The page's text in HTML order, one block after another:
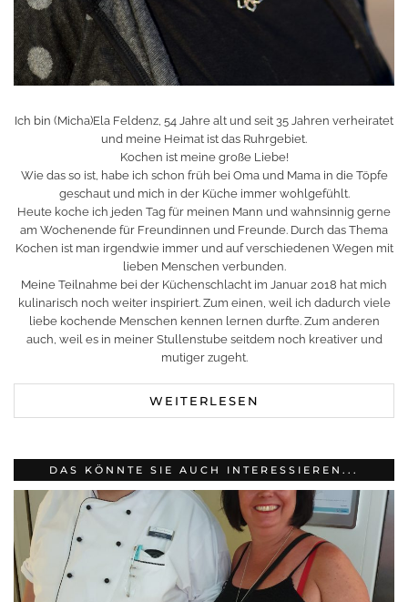
Ich bin (Micha)Ela Feldenz, 54 Jahre alt und seit 35 Jahren verheiratet
und meine Heimat ist das Ruhrgebiet.
Kochen ist meine große Liebe!
Wie das so ist, habe ich schon früh bei Oma und Mama in die Töpfe
geschaut und mich in der Küche immer wohlgefühlt.
Heute koche ich jeden Tag für meinen Mann und wahnsinnig gerne
am Wochenende für Freundinnen und Freunde. Durch das Thema
Kochen ist man irgendwie immer und auf verschiedenen Wegen mit
lieben Menschen verbunden.
Meine Teilnahme bei der Küchenschlacht im Januar 2018 hat mich
kulinarisch noch weiter inspiriert. Zum einen, weil ich dadurch viele
liebe kochende Menschen kennen lernen durfte. Zum anderen
auch, weil es in meiner Stullenstube seitdem noch kreativer und
mutiger zugeht.
WEITERLESEN
DAS KÖNNTE SIE AUCH INTERESSIEREN...